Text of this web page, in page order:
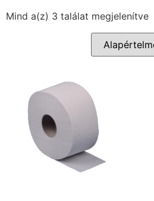
Mind a(z) 3 találat megjelenítve